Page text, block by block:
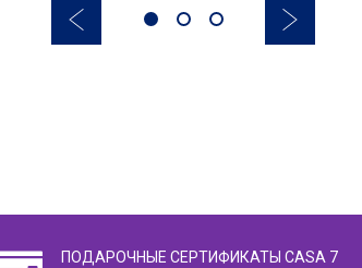
ПОДАРОЧНЫЕ СЕРТИФИКАТЫ CASA 7